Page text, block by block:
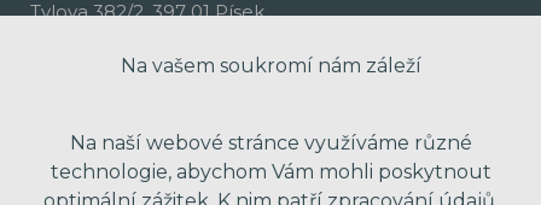
Tylova 382/2, 397 01 Písek
Na vašem soukromí nám záleží
Na naší webové stránce využíváme různé
technologie, abychom Vám mohli poskytnout